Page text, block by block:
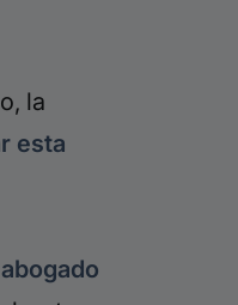
la
esta
abogado